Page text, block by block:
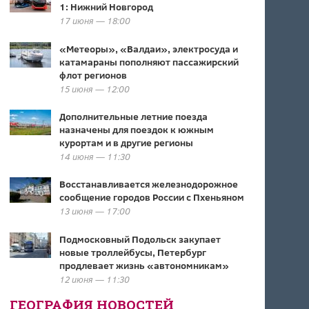
1: Нижний Новгород
17 июня — 18:00
«Метеоры», «Валдаи», электросуда и
катамараны пополняют пассажирский
флот регионов
15 июня — 12:00
Дополнительные летние поезда
назначены для поездок к южным
курортам и в другие регионы
14 июня — 11:30
Восстанавливается железнодорожное
сообщение городов России с Пхеньяном
13 июня — 17:00
Подмосковный Подольск закупает
новые троллейбусы, Петербург
продлевает жизнь «автономникам»
12 июня — 11:30
ГЕОГРАФИЯ НОВОСТЕЙ